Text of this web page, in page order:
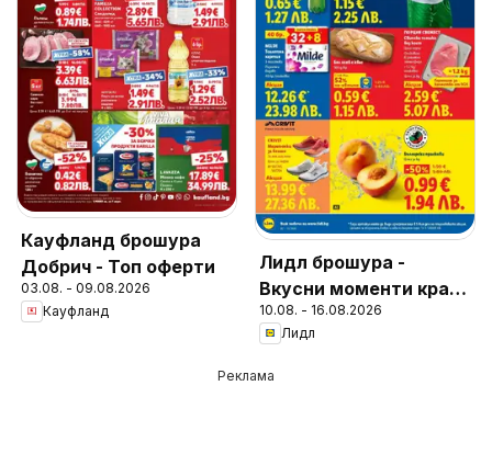
Кауфланд брошура
Добрич - Топ оферти
03.08. - 09.08.2026
Кауфланд
Лидл брошура -
Вкусни моменти край
грила
10.08. - 16.08.2026
Лидл
Реклама